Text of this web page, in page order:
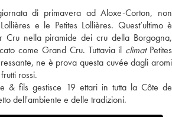
di primavera ad Aloxe-Corton, non
e le Petites Lollières. Quest’ultimo è
Cru nella piramide dei cru della Borgogna,
come Grand Cru. Tuttavia il climatPetites
ne è prova questa cuvée dagli aromi
rossi.
& fils gestisce 19 ettari in tutta la Côte de
dell'ambiente e delle tradizioni.